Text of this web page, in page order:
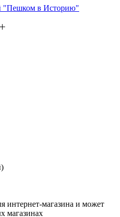
"Пешком в Историю"
интернет-магазина и может
магазинах